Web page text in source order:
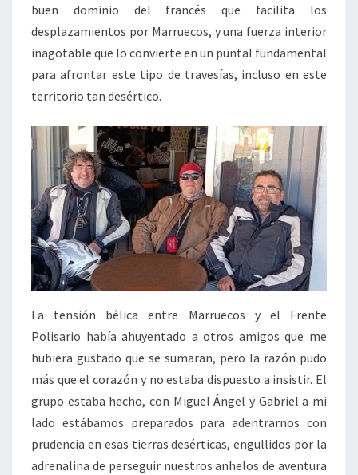
buen dominio del francés que facilita los
desplazamientos por Marruecos, y una fuerza interior
inagotable que lo convierte en un puntal fundamental
para afrontar este tipo de travesías, incluso en este
territorio tan desértico.
La tensión bélica entre Marruecos y el Frente
Polisario había ahuyentado a otros amigos que me
hubiera gustado que se sumaran, pero la razón pudo
más que el corazón y no estaba dispuesto a insistir. El
grupo estaba hecho, con Miguel Ángel y Gabriel a mi
lado estábamos preparados para adentrarnos con
prudencia en esas tierras desérticas, engullidos por la
adrenalina de perseguir nuestros anhelos de aventura